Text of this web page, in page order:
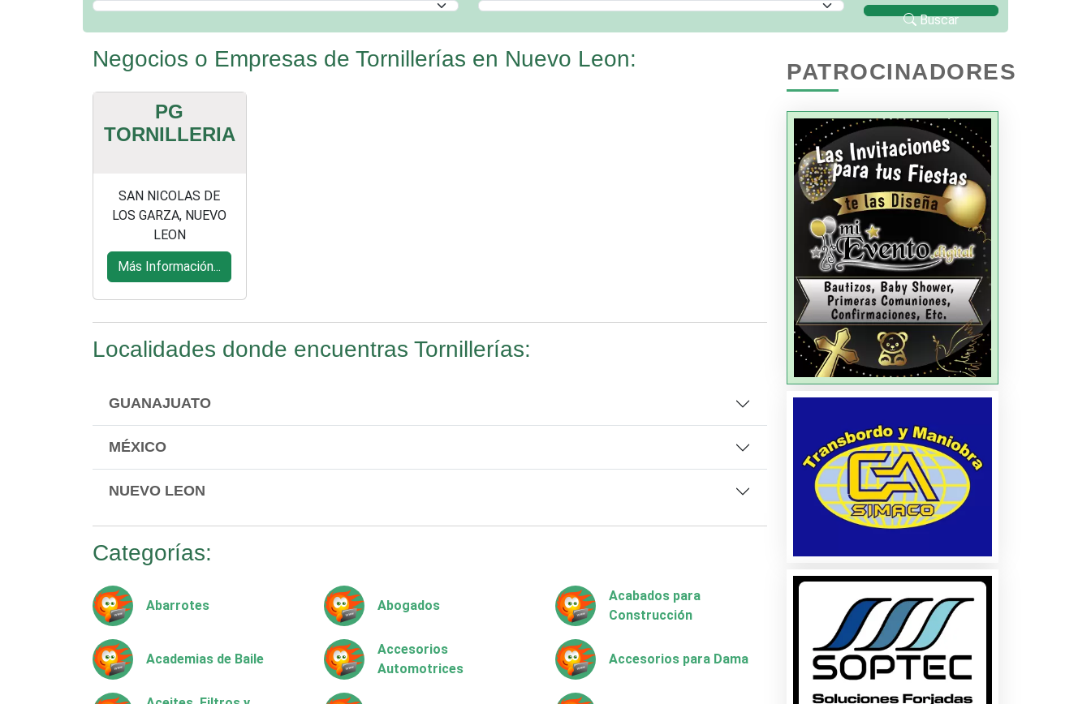
Selecciona un Estado
Selecciona un Municipio
Buscar
Negocios o Empresas de Tornillerías en Nuevo Leon:
PG
TORNILLERIA
SAN NICOLAS DE
LOS GARZA, NUEVO
LEON
Más Información...
Localidades donde encuentras Tornillerías:
GUANAJUATO
MÉXICO
NUEVO LEON
Categorías:
Abarrotes Abogados
Acabados para
Construcción
Academias de Baile
Accesorios
Automotrices
Accesorios para Dama
PATROCINADORES